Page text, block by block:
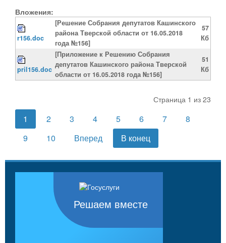
Вложения:
r156.doc
[Решение Собрания депутатов Кашинского
района Тверской области от 16.05.2018
года №156]
57
Кб
pril156.doc
[Приложение к Решению Собрания
депутатов Кашинского района Тверской
области от 16.05.2018 года №156]
51
Кб
Страница 1 из 23
1 2 3 4 5 6 7
8
9
10 Вперед В конец
Решаем вместе